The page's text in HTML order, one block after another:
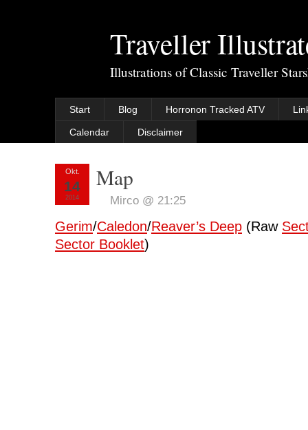
Traveller
Illustrations of Classic Traveller
Start Blog Horronon Tracked ATV
Calendar Disclaimer
Okt.
14
2014
Map
Mirco @ 21:25
Gerim/Caledon/Reaver’s Deep (Raw
Sector Booklet)